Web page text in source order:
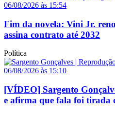
06/08/2026 às 15:54
Fim da novela: Vini Jr.
assina contrato até 2032
Política
06/08/2026 às 15:10
[VÍDEO] Sargento
e afirma que fala foi tirada